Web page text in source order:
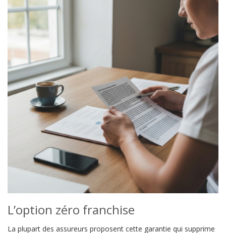
L’option zéro franchise
La plupart des assureurs proposent cette garantie qui supprime